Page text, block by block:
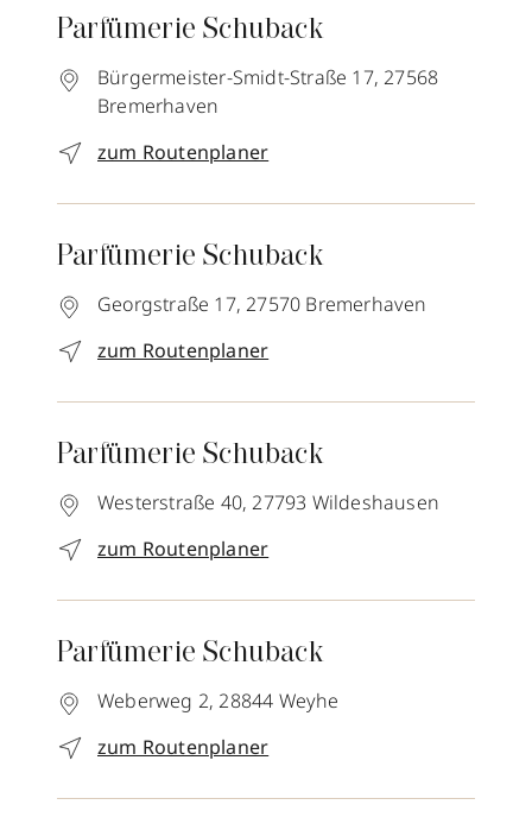
Parfümerie Schuback
Bürgermeister-Smidt-Straße 17, 27568
Bremerhaven
zum Routenplaner
Parfümerie Schuback
Georgstraße 17, 27570 Bremerhaven
zum Routenplaner
Parfümerie Schuback
Westerstraße 40, 27793 Wildeshausen
zum Routenplaner
Parfümerie Schuback
Weberweg 2, 28844 Weyhe
zum Routenplaner